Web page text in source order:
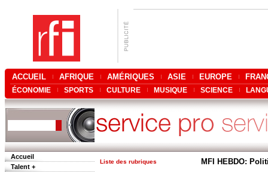
ACCUEIL AFRIQUE AMÉRIQUES ASIE EUROPE
ÉCONOMIE SPORTS CULTURE MUSIQUE SCIENCE
Accueil
Talent +
Liste des rubriques MFI HEBDO: